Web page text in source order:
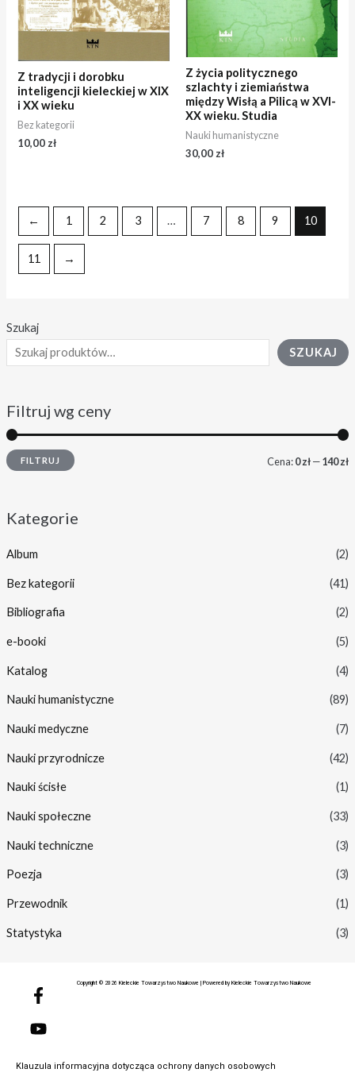
Szukaj
SZUKAJ
Filtruj wg ceny
FILTRUJ Cena:0 zł—140 zł
Kategorie
Album (2)
Bez kategorii (41)
Bibliografia (2)
e-booki (5)
Katalog (4)
Nauki humanistyczne (89)
Nauki medyczne (7)
Nauki przyrodnicze (42)
Nauki ścisłe (1)
Nauki społeczne (33)
Nauki techniczne (3)
Poezja (3)
Przewodnik (1)
Statystyka (3)
Z tradycji i dorobku
inteligencji kieleckiej w XIX
i XX wieku
Bez kategorii
10,00 zł
Z życia politycznego
szlachty i ziemiaństwa
między Wisłą a Pilicą w XVI-
XX wieku. Studia
Nauki humanistyczne
30,00 zł
← 1 2 3 … 7 8 9 10
11 →
F
a
c
e
o
Y
o
u
t
b
Copyright © 2026 Kieleckie Towarzystwo Naukowe | Powered by Kieleckie Towarzystwo Naukowe
Klauzula informacyjna dotycząca ochrony danych osobowych